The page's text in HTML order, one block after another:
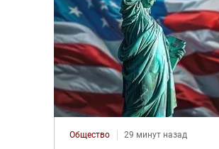
Общество 29 минут назад